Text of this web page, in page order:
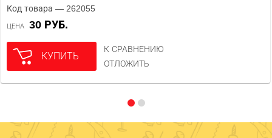
Код товара — 262055
ЦЕНА 30 РУБ.
КУПИТЬ
К СРАВНЕНИЮ
ОТЛОЖИТЬ